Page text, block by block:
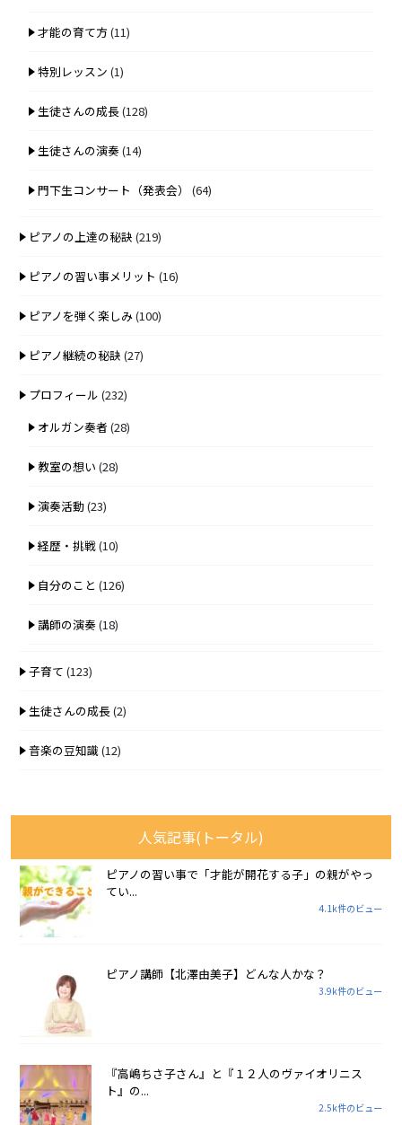
才能の育て方 (11)
特別レッスン (1)
生徒さんの成長(128)
生徒さんの演奏(14)
門下生コンサート（発表会） (64)
ピアノの上達の秘訣 (219)
ピアノの習い事メリット (16)
ピアノを弾く楽しみ(100)
ピアノ継続の秘訣 (27)
プロフィール (232)
オルガン奏者 (28)
教室の想い (28)
演奏活動(23)
経歴・挑戦(10)
自分のこと (126)
講師の演奏(18)
子育て (123)
生徒さんの成長(2)
音楽の豆知識(12)
人気記事(トータル)
ピアノの習い事で「才能が開花する子」の親がやっ
てい...
4.1k件のビュー
ピアノ講師【北澤由美子】どんな人かな？
3.9k件のビュー
『高嶋ちさ子さん』と『１２人のヴァイオリニス
ト』の...
2.5k件のビュー